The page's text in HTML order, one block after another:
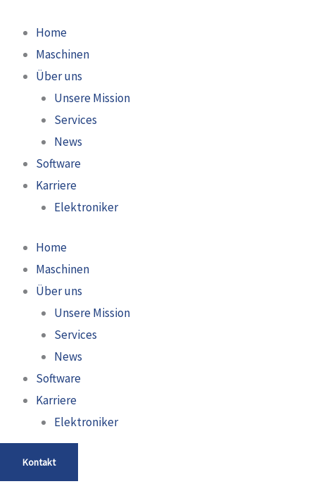
Inhalt
springen
Home
Maschinen
Über uns
Unsere Mission
Services
News
Software
Karriere
Elektroniker
Home
Maschinen
Über uns
Unsere Mission
Services
News
Software
Karriere
Elektroniker
Kontakt